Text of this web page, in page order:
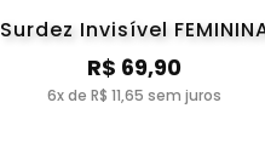
Surdez Invisível
R$ 69,90
6x de R$ 11,65 sem juros